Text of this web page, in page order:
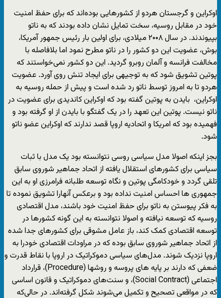
اوکراین و گرجستان هردو از کشورهایی بوده‌اند که برای حفظ امنیت
خود در مقابل روسیه، سخت تمایل نشان داده بودند که به ناتو
بپیوندند. در سال ۲۰۰۸ میلادی، برای اولین بار رئیس جمهور آمریکا،
بوش، عضویت این دو کشور را در ناتو مطرح نمود اما بلافاصله با
مخالفت فرانسه و آلمان روبرو گردید. این دو کشور نمی‌خواستند که
پوتین تشویق شود که به توجیهی برای ایجاد تنش روی آورد. عضویت
هردو تا به امروز توسط ناتو رد شده است و پیش از حمله روسیه به
اوکراین، بایدن به پوتین گفته بود که اوکراین کاندیدی برای عضویت در
ناتو نیست. پوتین این تعهد را در یک گفتگو با بایدن از او گرفته بود و
فهمیده بود که امریکا و اتحادیه اروپا قصد ندارند که اوکراین عضو ناتو
شود.
بجز اینکه اصولا مدل سیاسی روسی نتوانسته بود یک مدل با ثبات
سیاسی برای کشورهای استقلال یافته از اتحاد جماهیر شوروی سابق
تلقی گردد و خودکامگی پوتین و نگاه توسعه طلبانه فرامرزی او به این
جمهوری ها احساس امنیت نداده بود و برعکس آنهارا تشویق نموده تا
به فکر پیوستن به ناتو برای حفظ امنیت خود باشند، مدل اقتصادی
روسیه که توسعه نیافته و اصولا نتوانسته به این گونه کشورها در
توسعه اقتصادی کمک کند، باز عامل مشوقی برای کشورهای جدا شده
از اتحاد جماهیر شوروی سابق بوده که در مراودات اقتصادی خودرا به
اروپا نزدیک شوند. مدل‌های سیاسی دموکراتیک در اروپا با نقاط قدرت و
ضعفی که دارند بر پایه های پروسه و روشها (Procedure)، قرارداد
اجتماعی (Social Contract)، و سنت‌های دموکراتیک و قانون اساسی
که در مواقعی تصحیح و تکمیل می‌شوند شکل گرفته‌اند. در حالی‌که